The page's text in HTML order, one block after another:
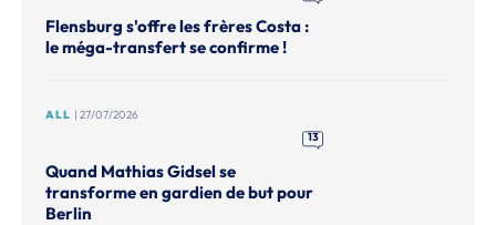
Flensburg s'offre les frères Costa :
le méga-transfert se confirme !
ALL | 27/07/2026
13
Quand Mathias Gidsel se
transforme en gardien de but pour
Berlin